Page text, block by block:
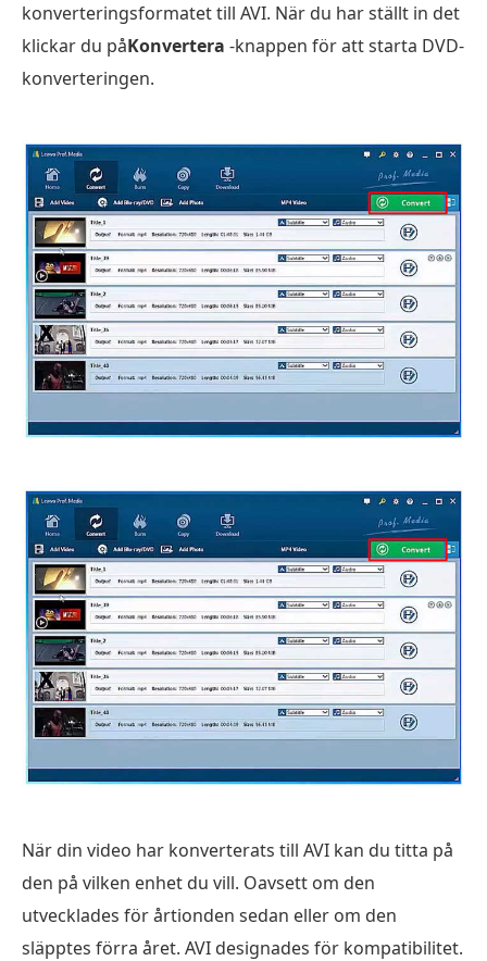
konverteringsformatet till AVI. När du har ställt in det
klickar du påKonvertera -knappen för att starta DVD-
konverteringen.
När din video har konverterats till AVI kan du titta på
den på vilken enhet du vill. Oavsett om den
utvecklades för årtionden sedan eller om den
släpptes förra året. AVI designades för kompatibilitet.